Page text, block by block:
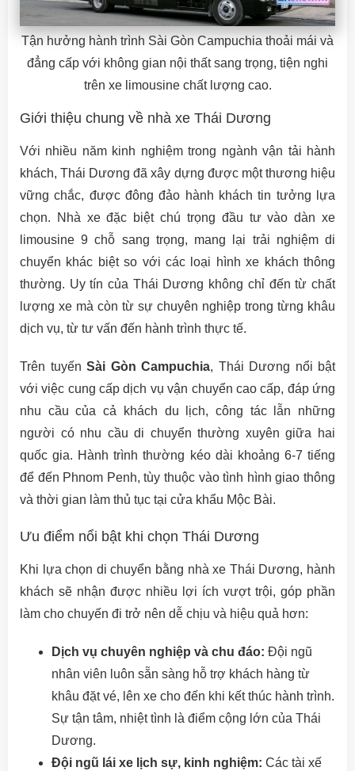
Tận hưởng hành trình Sài Gòn Campuchia thoải mái và
đẳng cấp với không gian nội thất sang trọng, tiện nghi
trên xe limousine chất lượng cao.
Giới thiệu chung về nhà xe Thái Dương
Với nhiều năm kinh nghiệm trong ngành vận tải hành
khách, Thái Dương đã xây dựng được một thương hiệu
vững chắc, được đông đảo hành khách tin tưởng lựa
chọn. Nhà xe đặc biệt chú trọng đầu tư vào dàn xe
limousine 9 chỗ sang trọng, mang lại trải nghiệm di
chuyển khác biệt so với các loại hình xe khách thông
thường. Uy tín của Thái Dương không chỉ đến từ chất
lượng xe mà còn từ sự chuyên nghiệp trong từng khâu
dịch vụ, từ tư vấn đến hành trình thực tế.
Trên tuyến Sài Gòn Campuchia, Thái Dương nổi bật
với việc cung cấp dịch vụ vận chuyển cao cấp, đáp ứng
nhu cầu của cả khách du lịch, công tác lẫn những
người có nhu cầu di chuyển thường xuyên giữa hai
quốc gia. Hành trình thường kéo dài khoảng 6-7 tiếng
để đến Phnom Penh, tùy thuộc vào tình hình giao thông
và thời gian làm thủ tục tại cửa khẩu Mộc Bài.
Ưu điểm nổi bật khi chọn Thái Dương
Khi lựa chọn di chuyển bằng nhà xe Thái Dương, hành
khách sẽ nhận được nhiều lợi ích vượt trội, góp phần
làm cho chuyến đi trở nên dễ chịu và hiệu quả hơn:
Dịch vụ chuyên nghiệp và chu đáo: Đội ngũ
nhân viên luôn sẵn sàng hỗ trợ khách hàng từ
khâu đặt vé, lên xe cho đến khi kết thúc hành trình.
Sự tận tâm, nhiệt tình là điểm cộng lớn của Thái
Dương.
Đội ngũ lái xe lịch sự, kinh nghiệm: Các tài xế